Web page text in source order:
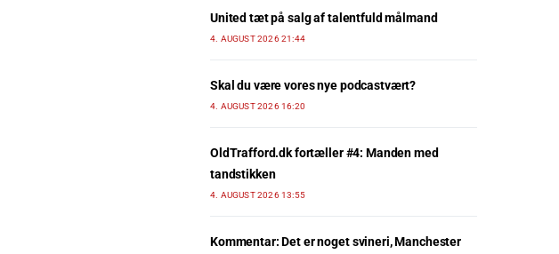
United tæt på salg af talentfuld målmand
4. AUGUST 2026 21:44
Skal du være vores nye podcastvært?
4. AUGUST 2026 16:20
OldTrafford.dk fortæller #4: Manden med
tandstikken
4. AUGUST 2026 13:55
Kommentar: Det er noget svineri, Manchester